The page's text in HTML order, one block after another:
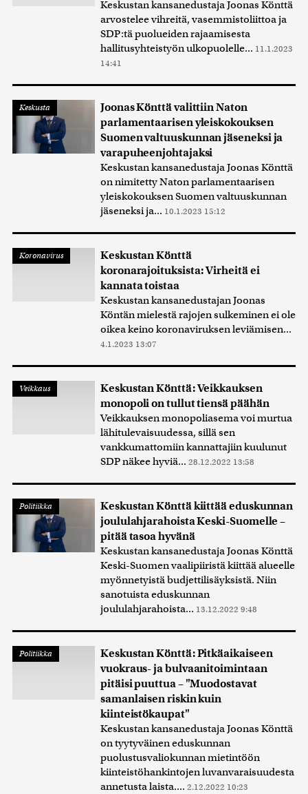
Keskustan kansanedustaja Joonas Könttä
arvostelee vihreitä, vasemmistoliittoa ja
SDP:tä puolueiden rajaamisesta
hallitusyhteistyön ulkopuolelle... 11.1.2023
14:41
Keskusta
Joonas Könttä valittiin Naton
parlamentaarisen yleiskokouksen
Suomen valtuuskunnan jäseneksi ja
varapuheenjohtajaksi
Keskustan kansanedustaja Joonas Könttä
on nimitetty Naton parlamentaarisen
yleiskokouksen Suomen valtuuskunnan
jäseneksi ja... 10.1.2023 15:12
Koronavirus
Keskustan Könttä
koronarajoituksista: Virheitä ei
kannata toistaa
Keskustan kansanedustajan Joonas
Köntän mielestä rajojen sulkeminen ei ole
oikea keino koronaviruksen leviämisen...
4.1.2023 13:07
Veikkaus
Keskustan Könttä: Veikkauksen
monopoli on tullut tiensä päähän
Veikkauksen monopoliasema voi murtua
lähitulevaisuudessa, sillä sen
vankkumattomiin kannattajiin kuulunut
SDP näkee hyviä... 28.12.2022 13:58
Politiikka
Keskustan Könttä kiittää eduskunnan
joululahjarahoista Keski-Suomelle –
pitää tasoa hyvänä
Keskustan kansanedustaja Joonas Könttä
Keski-Suomen vaalipiiristä kiittää alueelle
myönnetyistä budjettilisäyksistä. Niin
sanotuista eduskunnan
joululahjarahoista... 13.12.2022 9:48
Politiikka
Keskustan Könttä: Pitkäaikaiseen
vuokraus- ja bulvaanitoimintaan
pitäisi puuttua – "Muodostavat
samanlaisen riskin kuin
kiinteistökaupat"
Keskustan kansanedustaja Joonas Könttä
on tyytyväinen eduskunnan
puolustusvaliokunnan mietintöön
kiinteistöhankintojen luvanvaraisuudesta
annetusta laista.... 2.12.2022 10:23